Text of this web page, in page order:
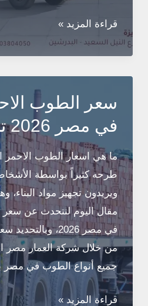
العمار
مصر:
قصة
نجاح
عالم
صناعة
مواد
البناء
قراءة المزيد »
سعر الطوب
في مصر 2026 تحديث يومي
ما هي اسعار الطوب الاحمر
طرحه كثيراً بواسطة الأشخاص
ويريدون تجهيز مواد البناء،
مقال اليوم لنتحدث عن سعر
من خلال شركة العمار مصر
جميع أنواع الطوب في مصر
سعر
قراءة المزيد »